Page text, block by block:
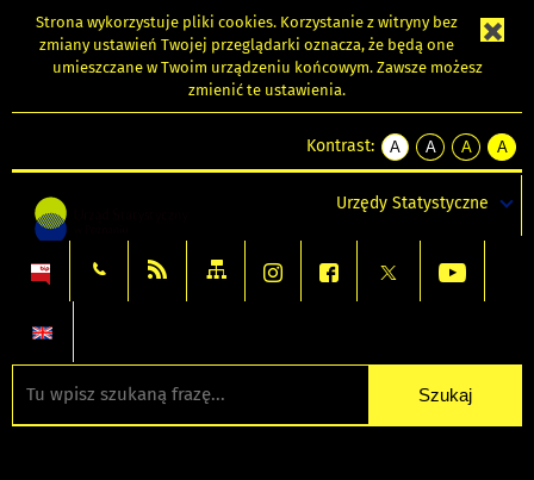
Strona wykorzystuje pliki cookies. Korzystanie z witryny bez
zmiany ustawień Twojej przeglądarki oznacza, że będą one
umieszczane w Twoim urządzeniu końcowym. Zawsze możesz
zmienić te ustawienia.
Kontrast:
A
kontrast
A
kontrast
tekst
czarnym
A
kontrast
tekst
czarnym
A
tekst
żółtym
Urzędy Statystyczne